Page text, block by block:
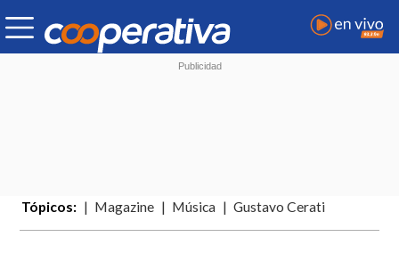
Tópicos: Magazine Música Gustavo Cerati